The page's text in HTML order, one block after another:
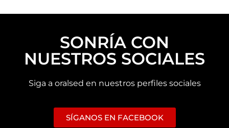
SONRÍA CON
NUESTROS SOCIALES
Siga a oralsed en nuestros perfiles sociales
SÍGANOS EN FACEBOOK